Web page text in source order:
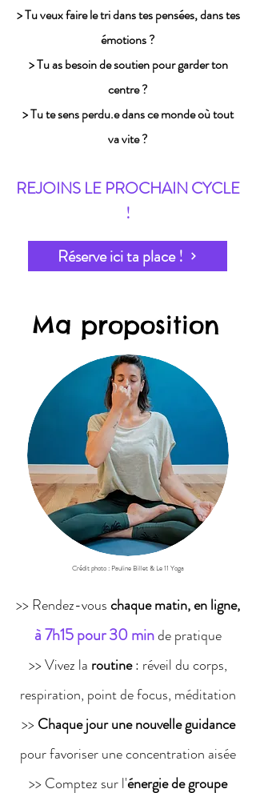
> Tu veux faire le tri dans tes pensées, dans tes
émotions ?
> Tu as besoin de soutien pour garder ton
centre ?
> Tu te sens perdu.e dans ce monde où tout
va vite ?
REJOINS LE PROCHAIN CYCLE
!
Réserve ici ta place !
Ma proposition
Crédit photo : Pauline Billet & Le 11 Yoga
>> Rendez-vouschaque matin, en ligne,
à 7h15 pour 30 minde pratique
>> Vivez la routine: réveil du corps,
respiration, point de focus, méditation
>>Chaque jour une nouvelle guidance
pour favoriser une concentration aisée
>> Comptez sur l'énergie de groupe